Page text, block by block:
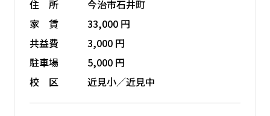
住 所
今治市石井町
家 賃
33,000 円
共益費
3,000 円
駐車場
5,000 円
校 区
近見小／近見中